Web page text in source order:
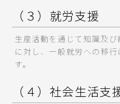
（３）就労支援
生産活動を通じて知識及
に対し、一般就労への移
す。
（４）社会生活支